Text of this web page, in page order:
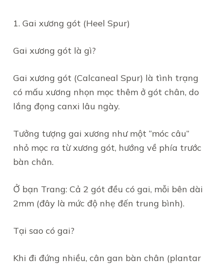
1. Gai xương gót (Heel Spur)
Gai xương gót là gì?
Gai xương gót (Calcaneal Spur) là tình trạng
có mấu xương nhọn mọc thêm ở gót chân, do
lắng đọng canxi lâu ngày.
Tưởng tượng gai xương như một “móc câu”
nhỏ mọc ra từ xương gót, hướng về phía trước
bàn chân.
Ở bạn Trang: Cả 2 gót đều có gai, mỗi bên dài
2mm (đây là mức độ nhẹ đến trung bình).
Tại sao có gai?
Khi đi đứng nhiều, cân gan bàn chân (plantar